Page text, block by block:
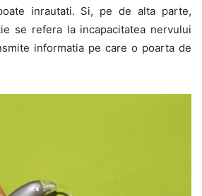
inrautati. Si, pe de alta parte,
se refera la incapacitatea nervului
informatia pe care o poarta de